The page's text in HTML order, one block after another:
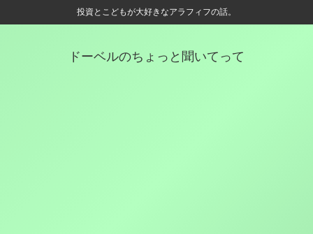
投資とこどもが大好きなアラフィフの話。
ドーベルのちょっと聞いてって